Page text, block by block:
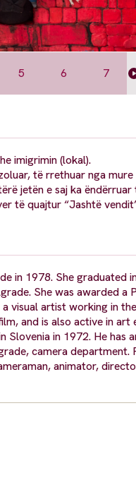
5 6 7
imigrimin (lokal).
të rrethuar nga
jetën e saj ka ëndërruar
të quajtur “Jashtë
in 1978. She graduated
She was awarded a
visual artist working in
and is also active in art
Slovenia in 1972. He has
camera department.
animator,